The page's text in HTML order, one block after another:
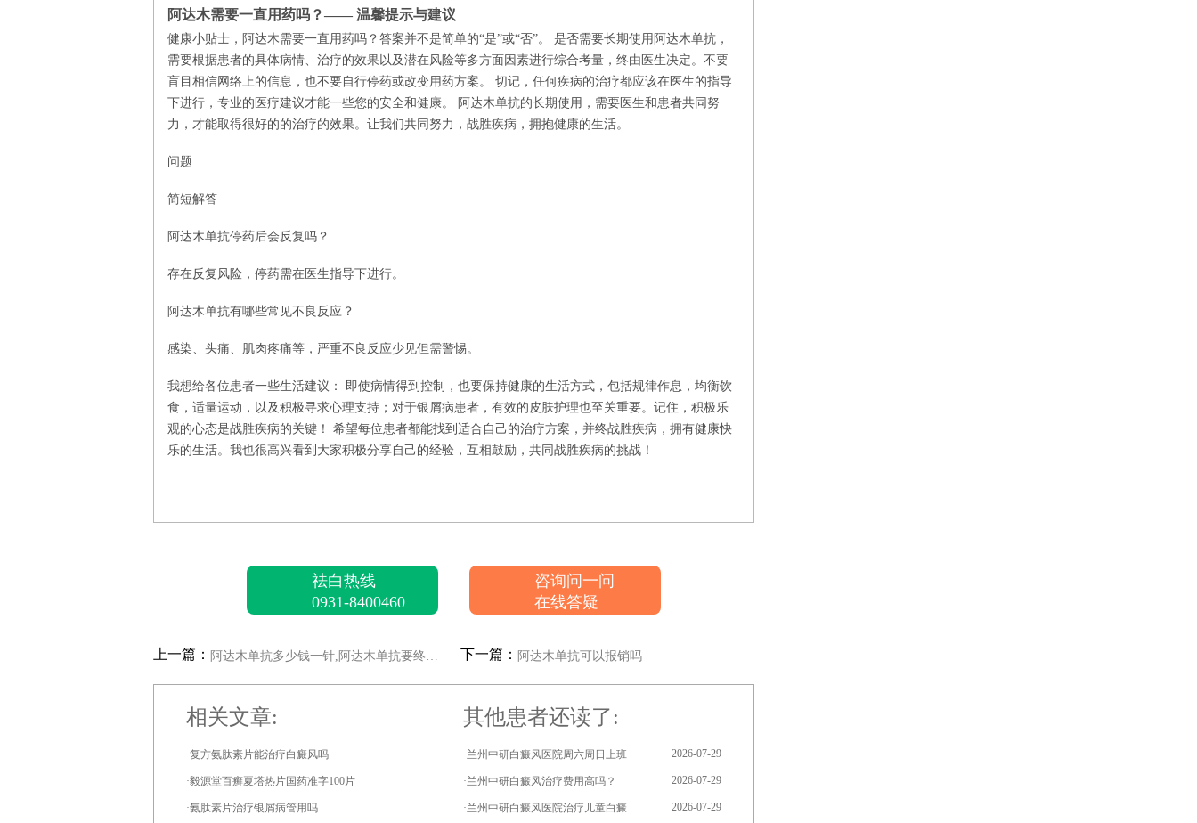
阿达木需要一直用药吗？—— 温馨提示与建议
健康小贴士，阿达木需要一直用药吗？答案并不是简单的“是”或“否”。 是否需要长期使用阿达木单抗，
需要根据患者的具体病情、治疗的效果以及潜在风险等多方面因素进行综合考量，终由医生决定。不要
盲目相信网络上的信息，也不要自行停药或改变用药方案。 切记，任何疾病的治疗都应该在医生的指导
下进行，专业的医疗建议才能一些您的安全和健康。 阿达木单抗的长期使用，需要医生和患者共同努
力，才能取得很好的的治疗的效果。让我们共同努力，战胜疾病，拥抱健康的生活。
问题
简短解答
阿达木单抗停药后会反复吗？
存在反复风险，停药需在医生指导下进行。
阿达木单抗有哪些常见不良反应？
感染、头痛、肌肉疼痛等，严重不良反应少见但需警惕。
我想给各位患者一些生活建议： 即使病情得到控制，也要保持健康的生活方式，包括规律作息，均衡饮
食，适量运动，以及积极寻求心理支持；对于银屑病患者，有效的皮肤护理也至关重要。记住，积极乐
观的心态是战胜疾病的关键！ 希望每位患者都能找到适合自己的治疗方案，并终战胜疾病，拥有健康快
乐的生活。我也很高兴看到大家积极分享自己的经验，互相鼓励，共同战胜疾病的挑战！
祛白热线
0931-8400460
咨询问一问
在线答疑
上一篇： 阿达木单抗多少钱一针,阿达木单抗要终身打吗 下一篇： 阿达木单抗可以报销吗
相关文章:
·复方氨肽素片能治疗白癜风吗
·毅源堂百癣夏塔热片国药准字100片
·氨肽素片治疗银屑病管用吗
其他患者还读了:
·兰州中研白癜风医院周六周日上班 2026-07-29
·兰州中研白癜风治疗费用高吗？ 2026-07-29
·兰州中研白癜风医院治疗儿童白癜 2026-07-29